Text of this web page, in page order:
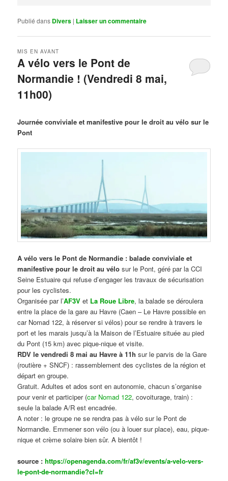
Publié dans Divers | Laisser un commentaire
A vélo vers le Pont de
Normandie ! (Vendredi 8 mai,
11h00)
MIS EN AVANT
Journée conviviale et manifestive pour le droit au vélo sur le
Pont
A vélo vers le Pont de Normandie : balade conviviale et
manifestive pour le droit au vélo sur le Pont, géré par la CCI
Seine Estuaire qui refuse d’engager les travaux de sécurisation
pour les cyclistes.
Organisée par l’AF3V et La Roue Libre, la balade se déroulera
entre la place de la gare au Havre (Caen – Le Havre possible en
car Nomad 122, à réserver si vélos) pour se rendre à travers le
port et les marais jusqu’à la Maison de l’Estuaire située au pied
du Pont (15 km) avec pique-nique et visite.
RDV le vendredi 8 mai au Havre à 11h sur le parvis de la Gare
(routière + SNCF) : rassemblement des cyclistes de la région et
départ en groupe.
Gratuit. Adultes et ados sont en autonomie, chacun s’organise
pour venir et participer (car Nomad 122, covoiturage, train) :
seule la balade A/R est encadrée.
A noter : le groupe ne se rendra pas à vélo sur le Pont de
Normandie. Emmener son vélo (ou à louer sur place), eau, pique-
nique et crème solaire bien sûr. A bientôt !
source :https://openagenda.com/fr/af3v/events/a-velo-vers-
le-pont-de-normandie?cl=fr